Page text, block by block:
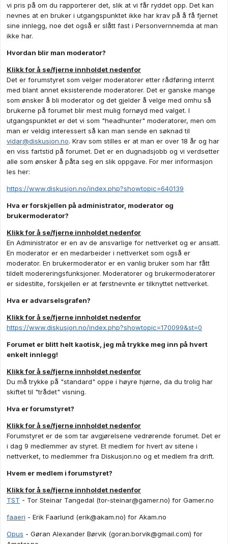
vi pris på om du rapporterer det, slik at vi får ryddet opp. Det kan
nevnes at en bruker i utgangspunktet ikke har krav på å få fjernet
sine innlegg, noe det også er slått fast i Personvernnemda at man
ikke har.
Hvordan blir man moderator?
Klikk for å se/fjerne innholdet nedenfor
Det er forumstyret som velger moderatorer etter rådføring internt
med blant annet eksisterende moderatorer. Det er ganske mange
som ønsker å bli moderator og det gjelder å velge med omhu så
brukerne på forumet blir mest mulig fornøyd med valget. I
utgangspunktet er det vi som "headhunter" moderatorer, men om
man er veldig interessert så kan man sende en søknad til
vidar@diskusjon.no. Krav som stilles er at man er over 18 år og har
en viss fartstid på forumet. Det er en dugnadsjobb og vi verdsetter
alle som ønsker å påta seg en slik oppgave. For mer informasjon
les her:
https://www.diskusjon.no/index.php?showtopic=640139
Hva er forskjellen på administrator, moderator og
brukermoderator?
Klikk for å se/fjerne innholdet nedenfor
En Administrator er en av de ansvarlige for nettverket og er ansatt.
En moderator er en medarbeider i nettverket som også er
moderator. En brukermoderator er en vanlig bruker som har fått
tildelt modereringsfunksjoner. Moderatorer og brukermoderatorer
er sidestilte, forskjellen er at førstnevnte er tilknyttet nettverket.
Hva er advarselsgrafen?
Klikk for å se/fjerne innholdet nedenfor
https://www.diskusjon.no/index.php?showtopic=170099&st=0
Forumet er blitt helt kaotisk, jeg må trykke meg inn på hvert
enkelt innlegg!
Klikk for å se/fjerne innholdet nedenfor
Du må trykke på "standard" oppe i høyre hjørne, da du trolig har
skiftet til "trådet" visning.
Hva er forumstyret?
Klikk for å se/fjerne innholdet nedenfor
Forumstyret er de som tar avgjørelsene vedrørende forumet. Det er
i dag 9 medlemmer av styret. Et medlem for hvert av sitene i
nettverket, to medlemmer fra Diskusjon.no og et medlem fra drift.
Hvem er medlem i forumstyret?
Klikk for å se/fjerne innholdet nedenfor
TST - Tor Steinar Tangedal (tor-steinar@gamer.no) for Gamer.no
faaeri - Erik Faarlund (erik@akam.no) for Akam.no
Opus - Gøran Alexander Børvik (goran.borvik@gmail.com) for